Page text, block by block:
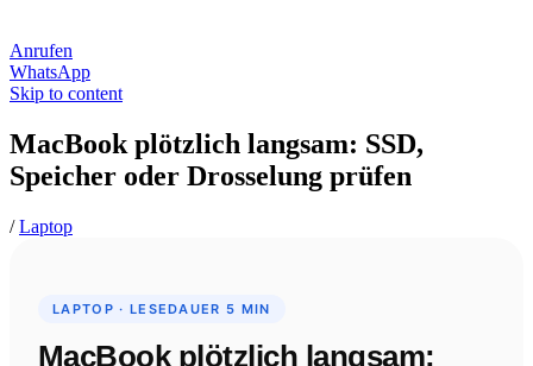
Anrufen
WhatsApp
Skip to content
MacBook plötzlich langsam: SSD,
Speicher oder Drosselung prüfen
/Laptop
LAPTOP · LESEDAUER 5 MIN
MacBook plötzlich langsam: